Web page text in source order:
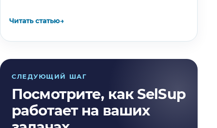
не пошли.…
Читать статью→
СЛЕДУЮЩИЙ ШАГ
Посмотрите, как SelSup
работает на ваших